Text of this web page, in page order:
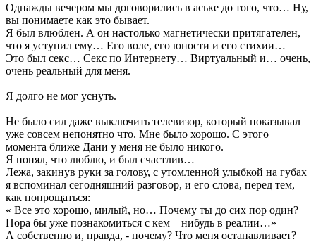
Однажды вечером мы договорились в аське до того, что… Ну,
вы понимаете как это бывает.
Я был влюблен. А он настолько магнетически притягателен,
что я уступил ему… Его воле, его юности и его стихии…
Это был секс… Секс по Интернету… Виртуальный и… очень,
очень реальный для меня.
Я долго не мог уснуть.
Не было сил даже выключить телевизор, который показывал
уже совсем непонятно что. Мне было хорошо. С этого
момента ближе Дани у меня не было никого.
Я понял, что люблю, и был счастлив…
Лежа, закинув руки за голову, с утомленной улыбкой на губах
я вспоминал сегодняшний разговор, и его слова, перед тем,
как попрощаться:
« Все это хорошо, милый, но… Почему ты до сих пор один?
Пора бы уже познакомиться с кем – нибудь в реалии…»
А собственно и, правда, - почему? Что меня останавливает?